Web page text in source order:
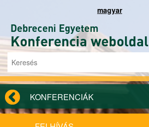
magyar
Debreceni Egyetem
Konferencia weboldal
Keresés űrlap
Keresés
KONFERENCIÁK